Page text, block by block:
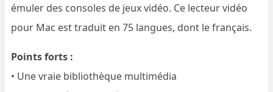
émuler des consoles de jeux vidéo. Ce lecteur vidéo
pour Mac est traduit en 75 langues, dont le français.
Points forts :
• Une vraie bibliothèque multimédia